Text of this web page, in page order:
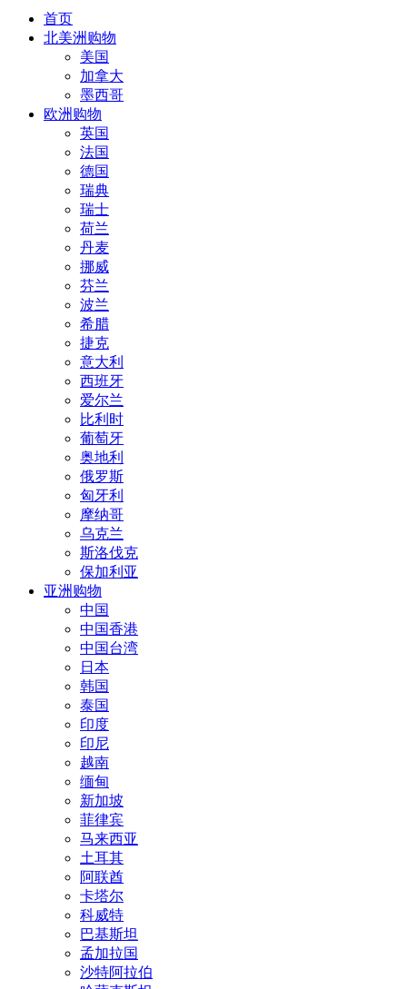
首页
北美洲购物
美国
加拿大
墨西哥
欧洲购物
英国
法国
德国
瑞典
瑞士
荷兰
丹麦
挪威
芬兰
波兰
希腊
捷克
意大利
西班牙
爱尔兰
比利时
葡萄牙
奥地利
俄罗斯
匈牙利
摩纳哥
乌克兰
斯洛伐克
保加利亚
亚洲购物
中国
中国香港
中国台湾
日本
韩国
泰国
印度
印尼
越南
缅甸
新加坡
菲律宾
马来西亚
土耳其
阿联酋
卡塔尔
科威特
巴基斯坦
孟加拉国
沙特阿拉伯